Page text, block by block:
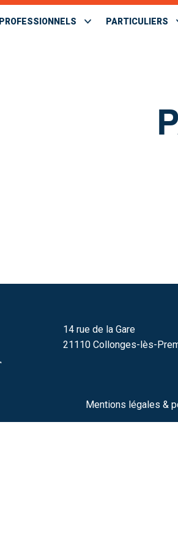
PROFESSIONNELS PARTICULIERS
14 rue de la Gare
21110 Collonges-lès-
Mentions légales &